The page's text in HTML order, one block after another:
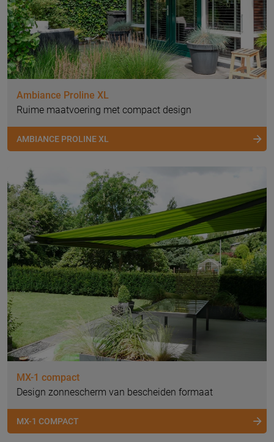
Ambiance Proline XL
Ruime maatvoering met compact design
AMBIANCE PROLINE XL
MX-1 compact
Design zonnescherm van bescheiden formaat
MX-1 COMPACT